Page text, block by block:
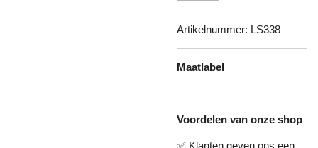
Artikelnummer: LS338
Maatlabel
Voordelen van onze shop
✅ Klanten geven ons een